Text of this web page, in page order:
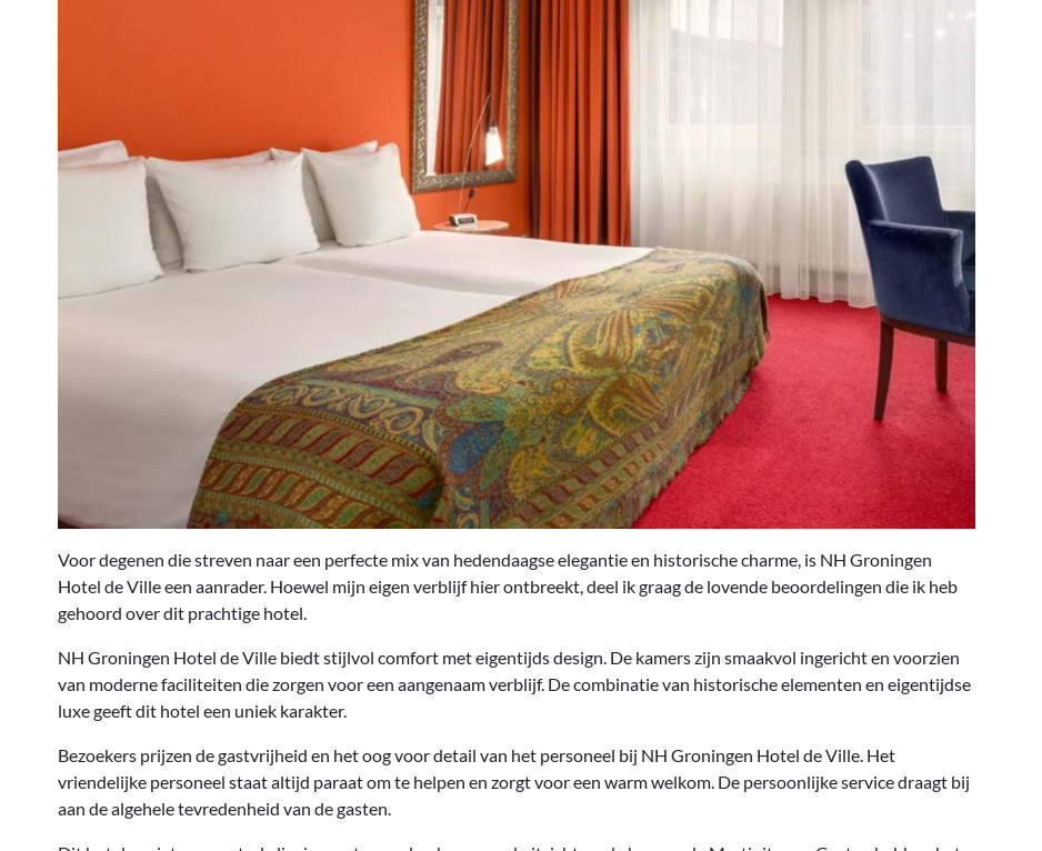
Voor degenen die streven naar een perfecte mix van hedendaagse elegantie en historische charme, is NH Groningen
Hotel de Ville een aanrader. Hoewel mijn eigen verblijf hier ontbreekt, deel ik graag de lovende beoordelingen die ik heb
gehoord over dit prachtige hotel.
NH Groningen Hotel de Ville biedt stijlvol comfort met eigentijds design. De kamers zijn smaakvol ingericht en voorzien
van moderne faciliteiten die zorgen voor een aangenaam verblijf. De combinatie van historische elementen en eigentijdse
luxe geeft dit hotel een uniek karakter.
Bezoekers prijzen de gastvrijheid en het oog voor detail van het personeel bij NH Groningen Hotel de Ville. Het
vriendelijke personeel staat altijd paraat om te helpen en zorgt voor een warm welkom. De persoonlijke service draagt bij
aan de algehele tevredenheid van de gasten.